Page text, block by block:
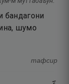
бандагони
шумо
тафсир